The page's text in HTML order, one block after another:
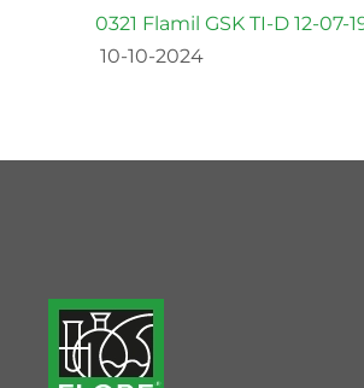
0321 Flamil GSK TI-D 12-07-
10-10-2024